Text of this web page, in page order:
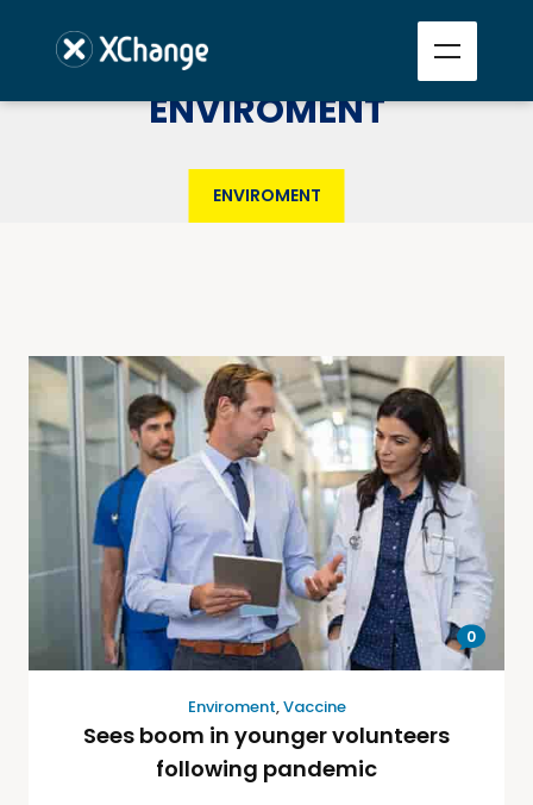
ENVIROMENT
ENVIROMENT
0
Enviroment,Vaccine
Sees boom in younger volunteers
following pandemic